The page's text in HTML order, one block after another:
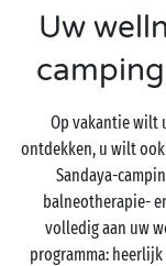
Uw
Op vakantie wilt
ontdekken, u wilt ook
Sandaya-
balneotherapie-
volledig aan uw
programma: